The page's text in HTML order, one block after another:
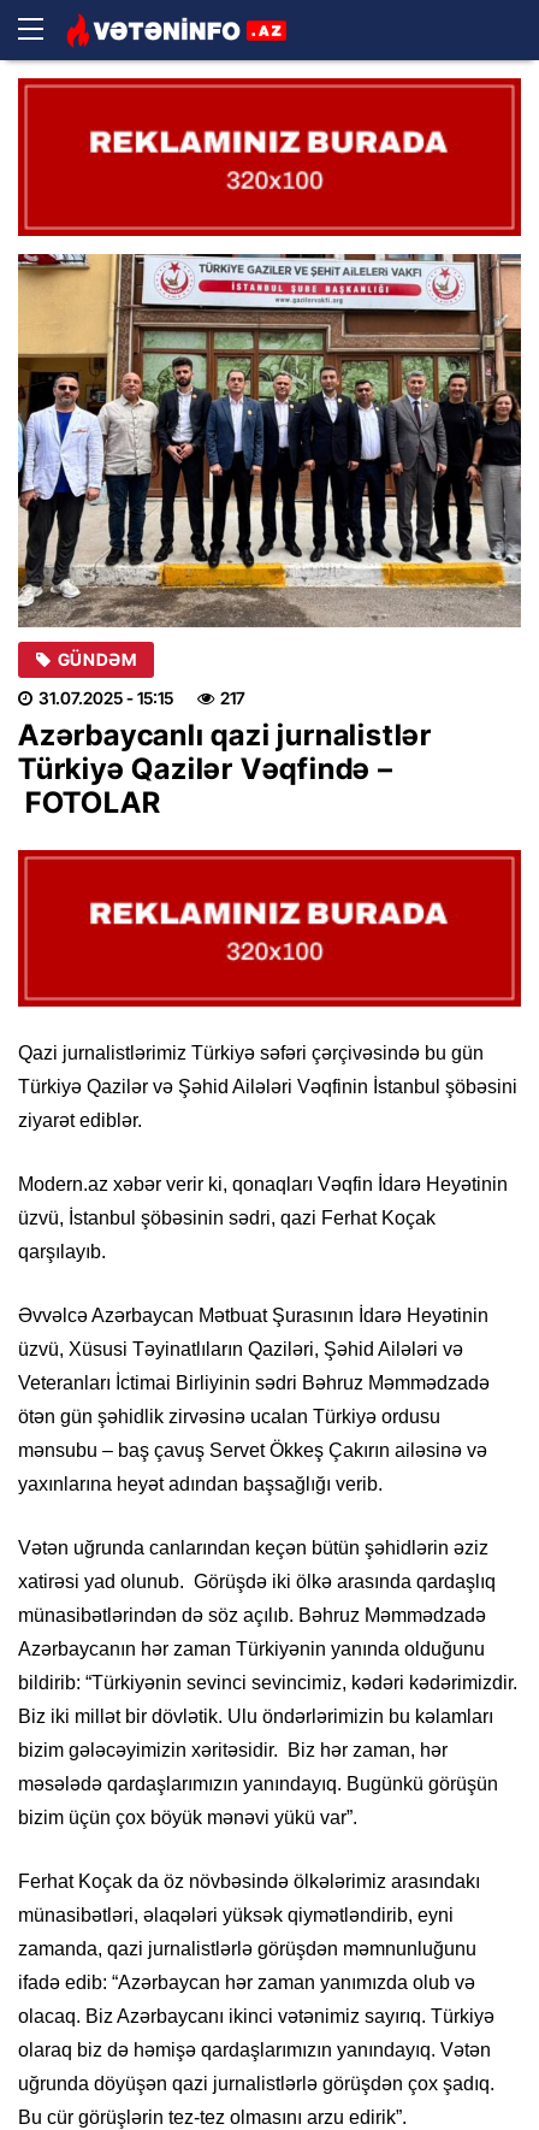
GÜNDƏM
31.07.2025- 15:15 217
Azərbaycanlı qazi jurnalistlər
Türkiyə Qazilər Vəqfində –
FOTOLAR
Qazi jurnalistlərimiz Türkiyə səfəri çərçivəsində bu gün
Türkiyə Qazilər və Şəhid Ailələri Vəqfinin İstanbul şöbəsini
ziyarət ediblər.
Modern.az xəbər verir ki, qonaqları Vəqfin İdarə Heyətinin
üzvü, İstanbul şöbəsinin sədri, qazi Ferhat Koçak
qarşılayıb.
Əvvəlcə Azərbaycan Mətbuat Şurasının İdarə Heyətinin
üzvü, Xüsusi Təyinatlıların Qaziləri, Şəhid Ailələri və
Veteranları İctimai Birliyinin sədri Bəhruz Məmmədzadə
ötən gün şəhidlik zirvəsinə ucalan Türkiyə ordusu
mənsubu – baş çavuş Servet Ökkeş Çakırın ailəsinə və
yaxınlarına heyət adından başsağlığı verib.
Vətən uğrunda canlarından keçən bütün şəhidlərin əziz
xatirəsi yad olunub. Görüşdə iki ölkə arasında qardaşlıq
münasibətlərindən də söz açılıb. Bəhruz Məmmədzadə
Azərbaycanın hər zaman Türkiyənin yanında olduğunu
bildirib: “Türkiyənin sevinci sevincimiz, kədəri kədərimizdir.
Biz iki millət bir dövlətik. Ulu öndərlərimizin bu kəlamları
bizim gələcəyimizin xəritəsidir. Biz hər zaman, hər
məsələdə qardaşlarımızın yanındayıq. Bugünkü görüşün
bizim üçün çox böyük mənəvi yükü var”.
Ferhat Koçak da öz növbəsində ölkələrimiz arasındakı
münasibətləri, əlaqələri yüksək qiymətləndirib, eyni
zamanda, qazi jurnalistlərlə görüşdən məmnunluğunu
ifadə edib: “Azərbaycan hər zaman yanımızda olub və
olacaq. Biz Azərbaycanı ikinci vətənimiz sayırıq. Türkiyə
olaraq biz də həmişə qardaşlarımızın yanındayıq. Vətən
uğrunda döyüşən qazi jurnalistlərlə görüşdən çox şadıq.
Bu cür görüşlərin tez-tez olmasını arzu edirik”.